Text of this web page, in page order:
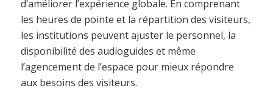
d’améliorer l’expérience globale. En comprenant
les heures de pointe et la répartition des visiteurs,
les institutions peuvent ajuster le personnel, la
disponibilité des audioguides et même
l’agencement de l’espace pour mieux répondre
aux besoins des visiteurs.